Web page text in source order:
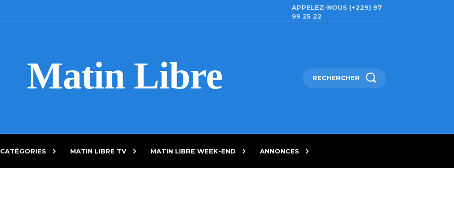
APPELEZ-NOUS (+229) 97
99 25 22
Matin Libre RECHERCHER
CATÉGORIES MATIN LIBRE TV MATIN LIBRE WEEK-END ANNONCES